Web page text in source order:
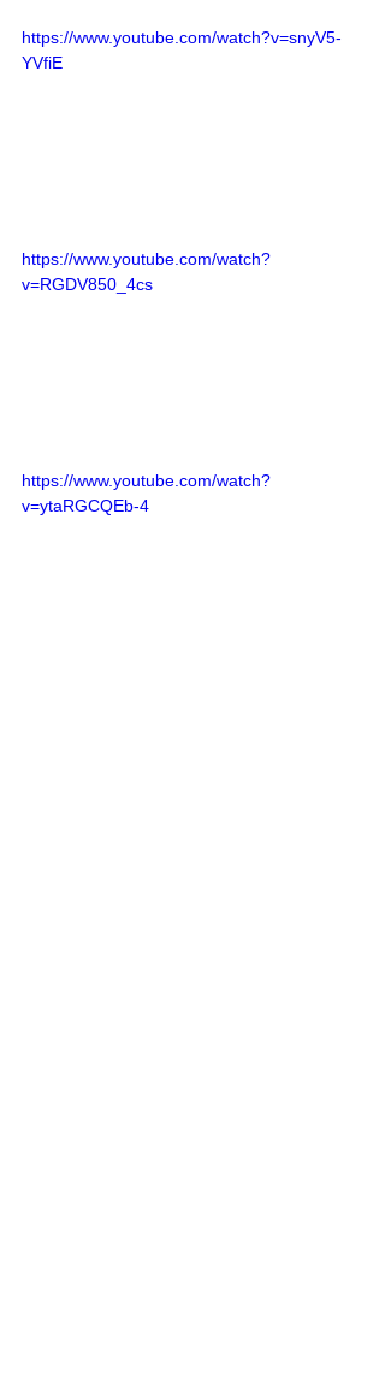
https://www.youtube.com/watch?v=snyV5-
YVfiE
https://www.youtube.com/watch?
v=RGDV850_4cs
https://www.youtube.com/watch?
v=ytaRGCQEb-4